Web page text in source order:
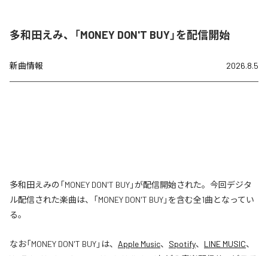
多和田えみ、「MONEY DON'T BUY」を配信開始
新曲情報 2026.8.5
多和田えみの「MONEY DON'T BUY」が配信開始された。今回デジタ
ル配信された楽曲は、「MONEY DON'T BUY」を含む全1曲となってい
る。
なお「MONEY DON'T BUY」は、 Apple Music、 Spotify、 LINE MUSIC、